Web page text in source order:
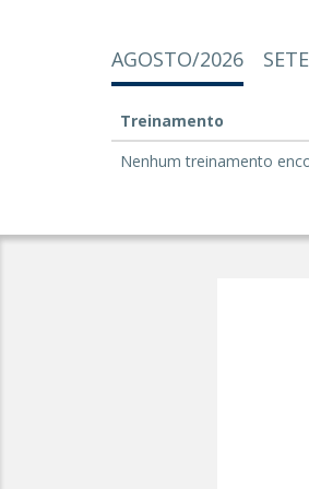
AGOSTO/2026
Treinamento
Nenhum treinamento